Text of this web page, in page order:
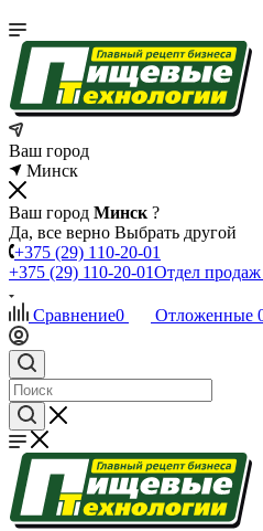
Ваш город
Минск
Ваш город Минск ?
Да, все верно Выбрать другой
+375 (29) 110-20-01
+375 (29) 110-20-01Отдел
Сравнение0 Отложенные